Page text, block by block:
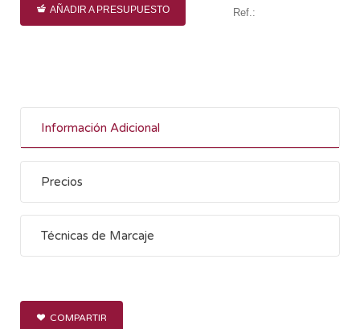
AÑADIR A PRESUPUESTO Ref.:
Información Adicional
Precios
Técnicas de Marcaje
COMPARTIR